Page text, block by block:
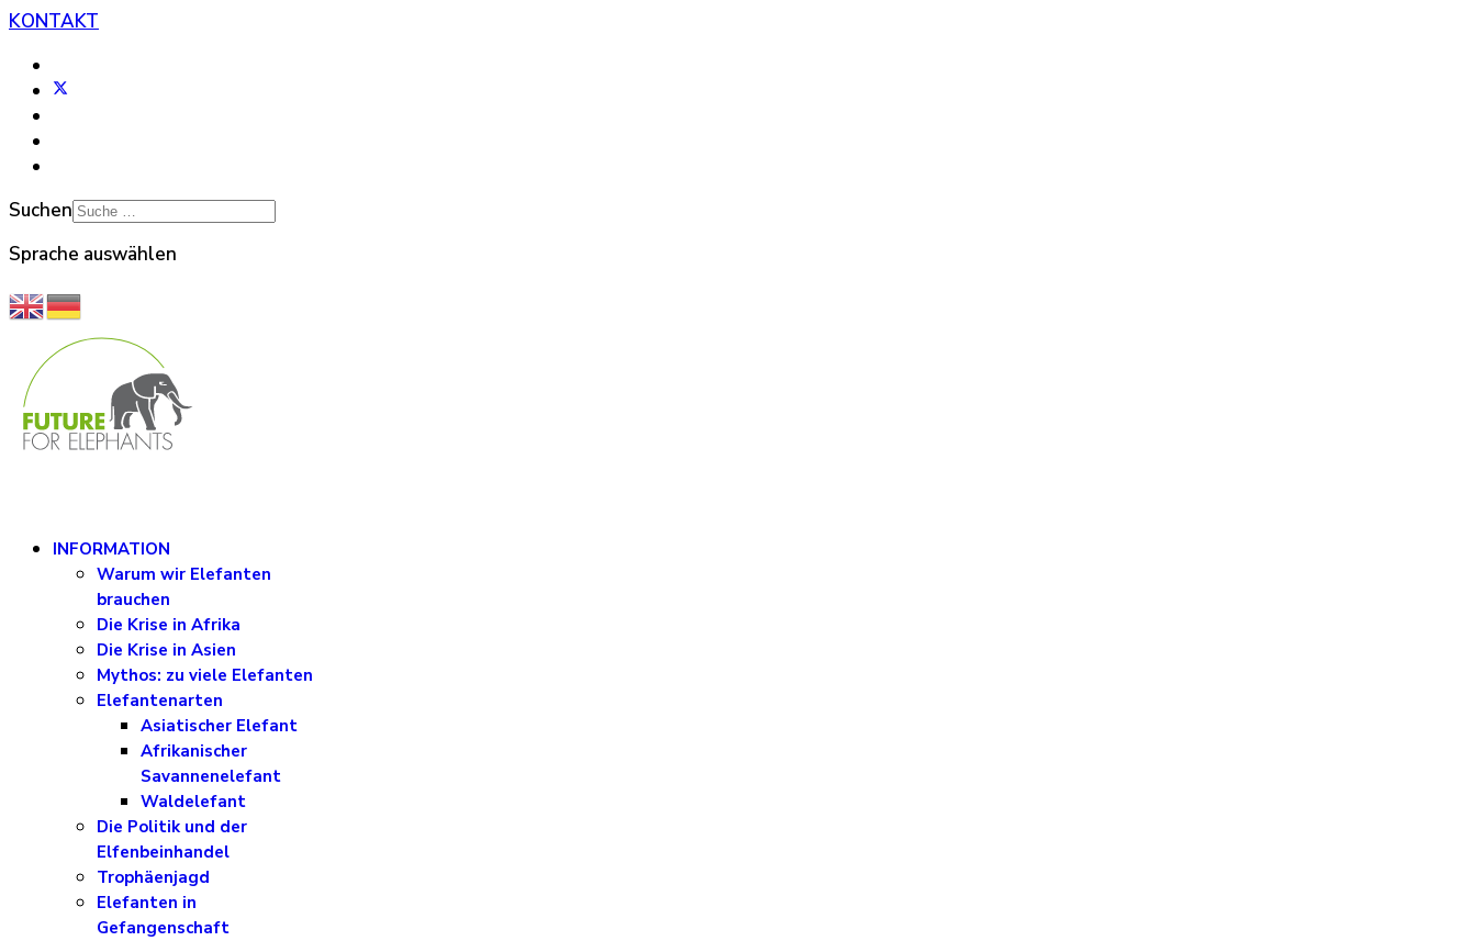
KONTAKT
Suchen
Sprache auswählen
INFORMATION
Warum wir Elefanten
brauchen
Die Krise in Afrika
Die Krise in Asien
Mythos: zu viele Elefanten
Elefantenarten
Asiatischer Elefant
Afrikanischer
Savannenelefant
Waldelefant
Die Politik und der
Elfenbeinhandel
Trophäenjagd
Elefanten in
Gefangenschaft